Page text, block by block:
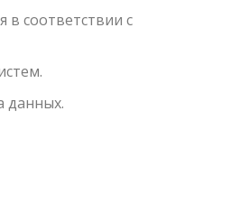
в соответствии с
данных.